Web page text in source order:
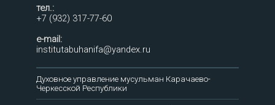
тел.:
+7 (932) 317-77-60
e-mail:
institutabuhanifa@yandex.ru
Духовное управление мусульман Карачаево-
Черкесской Республики